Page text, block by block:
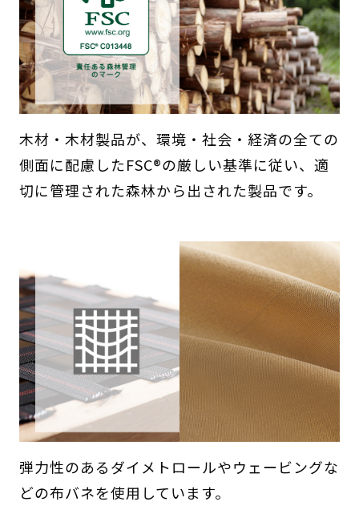
木材・木材製品が、環境・社会・経済の全ての
側面に配慮したFSC®の厳しい基準に従い、適
切に管理された森林から出された製品です。
弾力性のあるダイメトロールやウェービングな
どの布バネを使用しています。